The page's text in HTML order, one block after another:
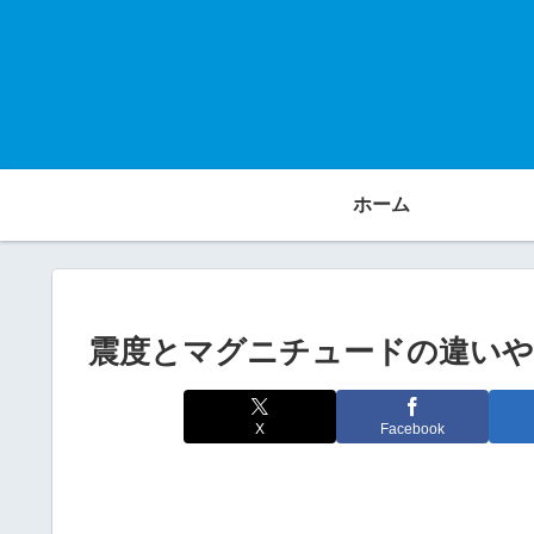
ホーム
震度とマグニチュードの違い
X Facebook